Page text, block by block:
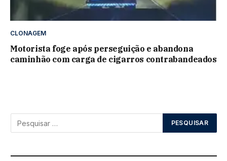
CLONAGEM
Motorista foge após perseguição e abandona
caminhão com carga de cigarros contrabandeados